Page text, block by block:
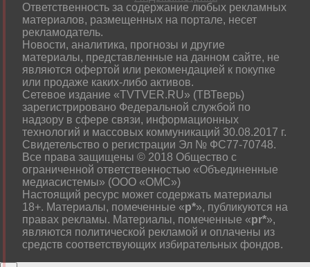
Ответственность за содержание любых рекламных
материалов, размещенных на портале, несет
рекламодатель.
Новости, аналитика, прогнозы и другие
материалы, представленные на данном сайте, не
являются офертой или рекомендацией к покупке
или продаже каких-либо активов.
Сетевое издание «TVTVER.RU» (ТВТверь)
зарегистрировано Федеральной службой по
надзору в сфере связи, информационных
технологий и массовых коммуникаций 30.08.2017 г.
Свидетельство о регистрации Эл № ФС77-70748.
Все права защищены © 2018 Общество с
ограниченной ответственностью «Объединенные
медиасистемы» (ООО «ОМС»)
Настоящий ресурс может содержать материалы
18+. Материалы, помеченные «р*», публикуются на
правах рекламы. Материалы, помеченные «рr*»,
являются политической рекламой и оплачены из
средств соответствующих избирательных фондов.